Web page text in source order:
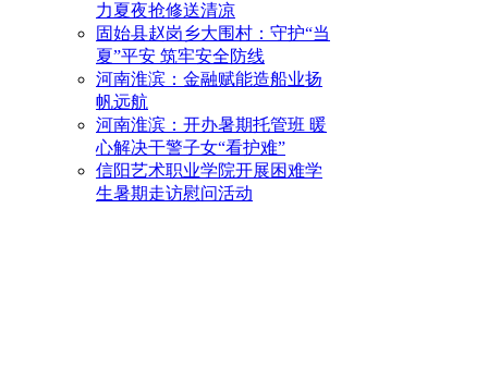
力夏夜抢修送清凉
固始县赵岗乡大围村：守护“当
夏”平安 筑牢安全防线
河南淮滨：金融赋能造船业扬
帆远航
河南淮滨：开办暑期托管班 暖
心解决干警子女“看护难”
信阳艺术职业学院开展困难学
生暑期走访慰问活动